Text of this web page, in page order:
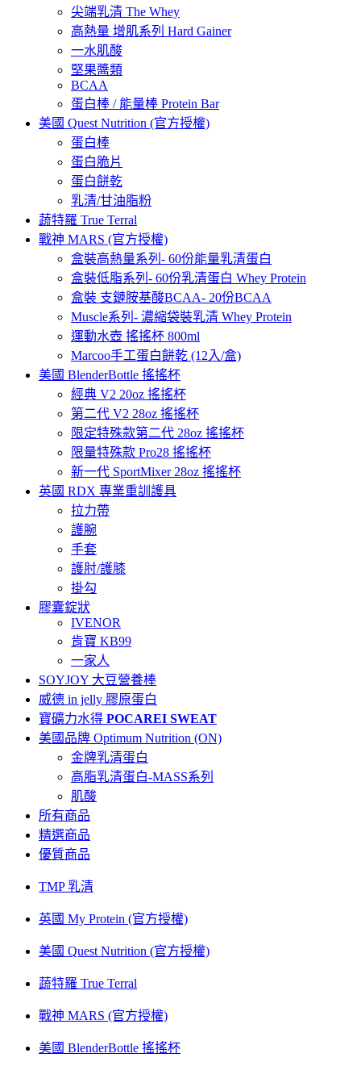
尖端乳清 The Whey
高熱量 增肌系列 Hard Gainer
一水肌酸
堅果醬類
BCAA
蛋白棒 / 能量棒 Protein Bar
美國 Quest Nutrition (官方授權)
蛋白棒
蛋白脆片
蛋白餅乾
乳清/甘油脂粉
蔬特羅 True Terral
戰神 MARS (官方授權)
盒裝高熱量系列- 60份能量乳清蛋白
盒裝低脂系列- 60份乳清蛋白 Whey Protein
盒裝 支鏈胺基酸BCAA- 20份BCAA
Muscle系列- 濃縮袋裝乳清 Whey Protein
運動水壺 搖搖杯 800ml
Marcoo手工蛋白餅乾 (12入/盒)
美國 BlenderBottle 搖搖杯
經典 V2 20oz 搖搖杯
第二代 V2 28oz 搖搖杯
限定特殊款第二代 28oz 搖搖杯
限量特殊款 Pro28 搖搖杯
新一代 SportMixer 28oz 搖搖杯
英國 RDX 專業重訓護具
拉力帶
護腕
手套
護肘/護膝
掛勾
膠囊錠狀
IVENOR
肯寶 KB99
一家人
SOYJOY 大豆營養棒
威德 in jelly 膠原蛋白
寶礦力水得 POCAREI SWEAT
美國品牌 Optimum Nutrition (ON)
金牌乳清蛋白
高脂乳清蛋白-MASS系列
肌酸
所有商品
精選商品
優質商品
TMP 乳清
英國 My Protein (官方授權)
美國 Quest Nutrition (官方授權)
蔬特羅 True Terral
戰神 MARS (官方授權)
美國 BlenderBottle 搖搖杯